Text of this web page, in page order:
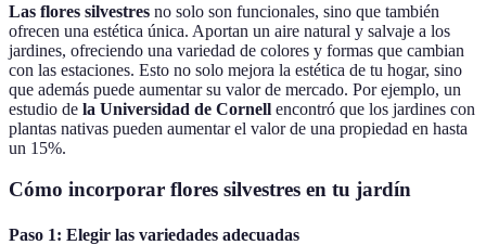
Las flores silvestres no solo son funcionales, sino que también
ofrecen una estética única. Aportan un aire natural y salvaje a los
jardines, ofreciendo una variedad de colores y formas que cambian
con las estaciones. Esto no solo mejora la estética de tu hogar, sino
que además puede aumentar su valor de mercado. Por ejemplo, un
estudio de la Universidad de Cornell encontró que los jardines con
plantas nativas pueden aumentar el valor de una propiedad en hasta
un 15%.
Cómo incorporar flores silvestres en tu jardín
Paso 1: Elegir las variedades adecuadas